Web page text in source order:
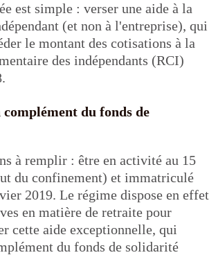
est simple : verser une aide à la
(et non à l'entreprise), qui
le montant des cotisations à la
des indépendants (RCI)
complément du fonds de
à remplir : être en activité au 15
du confinement) et immatriculé
2019. Le régime dispose en effet
en matière de retraite pour
cette aide exceptionnelle, qui
du fonds de solidarité